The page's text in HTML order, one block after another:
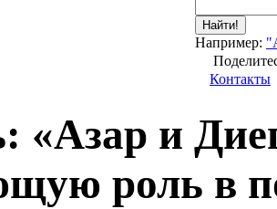
Найти!
Например:
Контакты
«Азар и
роль в